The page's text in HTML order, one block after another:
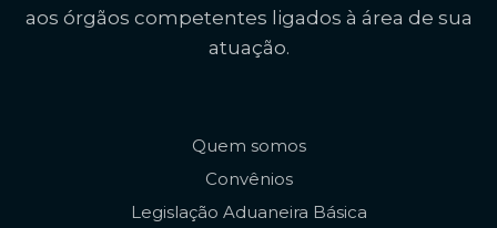
aos órgãos competentes ligados à área de sua
atuação.
Quem somos
Convênios
Legislação Aduaneira Básica